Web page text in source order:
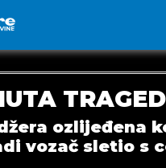
ozlijeđena
vozač sletio s